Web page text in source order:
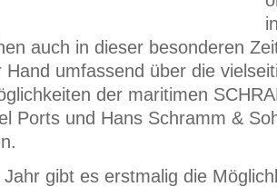
auch in dieser besonderen
Hand umfassend über die
der maritimen
Ports und Hans Schramm &
gibt es erstmalig die